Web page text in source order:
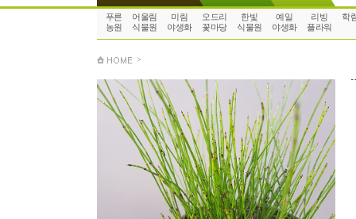
푸른
농원
어울림
식물원
미림
야생화
오드리
꽃마당
한빛
식물원
예일
야생화
리빙
플라워
학
>